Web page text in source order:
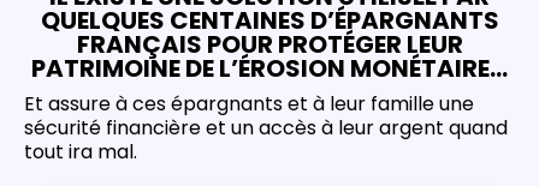
QUELQUES CENTAINES D’ÉPARGNANTS
FRANÇAIS POUR PROTÉGER LEUR
PATRIMOINE DE L’ÉROSION MONÉTAIRE…
Et assure à ces épargnants et à leur famille une
sécurité financière et un accès à leur argent quand
tout ira mal.